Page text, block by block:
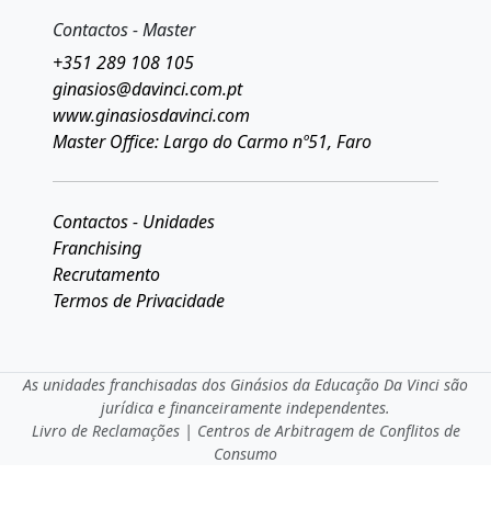
Contactos - Master
+351 289 108 105
ginasios@davinci.com.pt
www.ginasiosdavinci.com
Master Office: Largo do Carmo nº51, Faro
Contactos - Unidades
Franchising
Recrutamento
Termos de Privacidade
As unidades franchisadas dos Ginásios da Educação Da Vinci são
jurídica e financeiramente independentes.
Livro de Reclamações| Centros de Arbitragem de Conflitos de
Consumo